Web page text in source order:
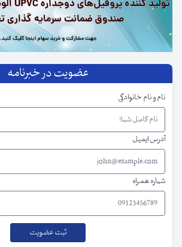
عضویت در خبرنامه
نام و نام خانوادگی
آدرس ایمیل
شماره همراه